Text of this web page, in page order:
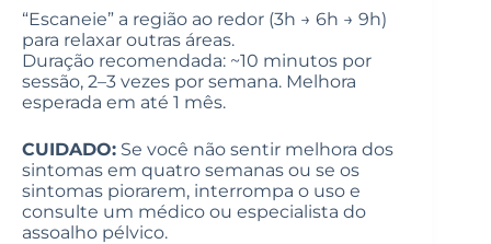
“Escaneie” a região ao redor (3h → 6h → 9h)
para relaxar outras áreas.
Duração recomendada: ~10 minutos por
sessão, 2–3 vezes por semana. Melhora
esperada em até 1 mês.
CUIDADO: Se você não sentir melhora dos
sintomas em quatro semanas ou se os
sintomas piorarem, interrompa o uso e
consulte um médico ou especialista do
assoalho pélvico.